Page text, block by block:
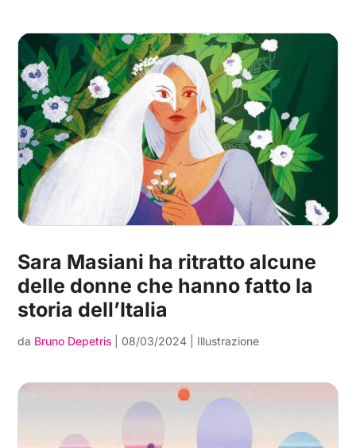
Sara Masiani ha ritratto alcune
delle donne che hanno fatto la
storia dell’Italia
da Bruno Depetris 08/03/2024 Illustrazione